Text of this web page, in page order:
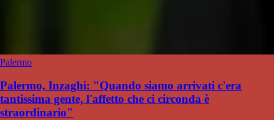
Palermo
Palermo, Inzaghi: "Quando siamo arrivati c'era
tantissima gente, l'affetto che ci circonda è
straordinario"